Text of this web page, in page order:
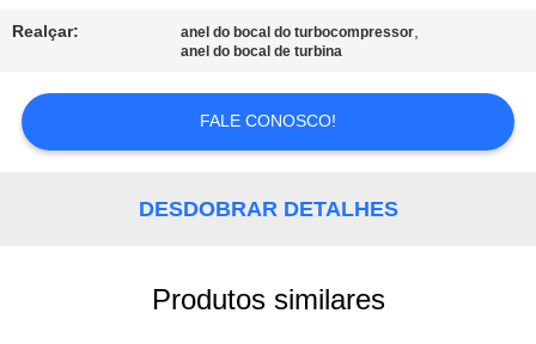
NOTÍCIA
MAPA
DO
Realçar: anel do bocal do turbocompressor,
anel do bocal de turbina
FALE CONOSCO!
DESDOBRAR DETALHES
Produtos similares